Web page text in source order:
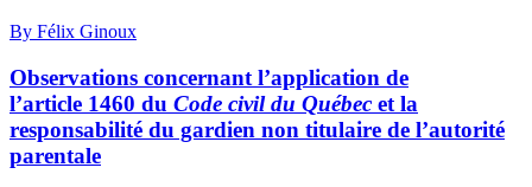
By Félix Ginoux
Observations concernant l’application de
l’article 1460 du Code civil du Québec et la
responsabilité du gardien non titulaire de l’autorité
parentale